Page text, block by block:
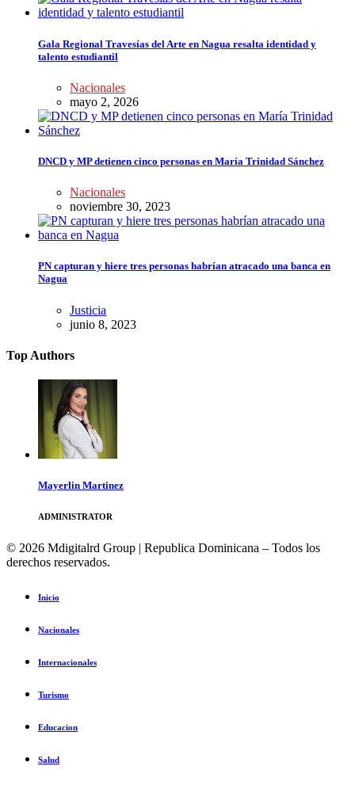
Gala Regional Travesías del Arte en Nagua resalta identidad y
talento estudiantil
Nacionales
mayo 2, 2026
DNCD y MP detienen cinco personas en María Trinidad Sánchez
Nacionales
noviembre 30, 2023
PN capturan y hiere tres personas habrían atracado una banca en
Nagua
Justicia
junio 8, 2023
Top Authors
Mayerlin Martinez
ADMINISTRATOR
© 2026 Mdigitalrd Group | Republica Dominicana – Todos los
derechos reservados.
Inicio
Nacionales
Internacionales
Turismo
Educacion
Salud